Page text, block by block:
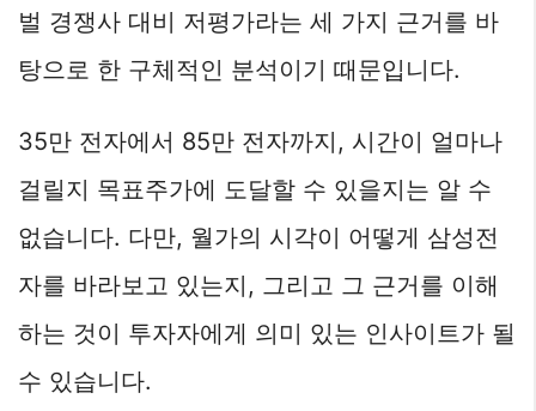
벌 경쟁사 대비 저평가라는 세 가지 근거를 바
탕으로 한 구체적인 분석이기 때문입니다.
35만 전자에서 85만 전자까지, 시간이 얼마나
걸릴지 목표주가에 도달할 수 있을지는 알 수
없습니다. 다만, 월가의 시각이 어떻게 삼성전
자를 바라보고 있는지, 그리고 그 근거를 이해
하는 것이 투자자에게 의미 있는 인사이트가 될
수 있습니다.